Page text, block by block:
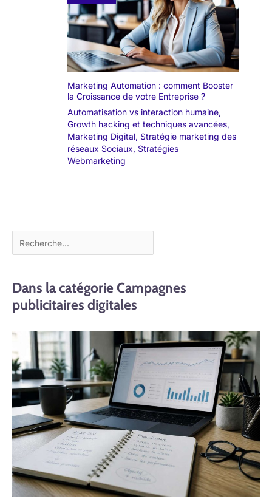
Marketing Automation : comment Booster
la Croissance de votre Entreprise ?
Automatisation vs interaction humaine,
Growth hacking et techniques avancées,
Marketing Digital, Stratégie marketing des
réseaux Sociaux, Stratégies
Webmarketing
Dans la catégorie Campagnes
publicitaires digitales